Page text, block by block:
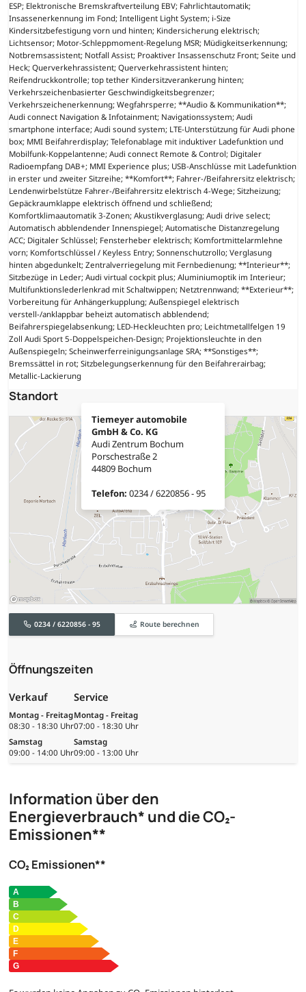
ESP; Elektronische Bremskraftverteilung EBV; Fahrlichtautomatik;
Insassenerkennung im Fond; Intelligent Light System; i-Size
Kindersitzbefestigung vorn und hinten; Kindersicherung elektrisch;
Lichtsensor; Motor-Schleppmoment-Regelung MSR; Müdigkeitserkennung;
Notbremsassistent; Notfall Assist; Proaktiver Insassenschutz Front; Seite und
Heck; Querverkehrassistent; Querverkehrassistent hinten;
Reifendruckkontrolle; top tether Kindersitzverankerung hinten;
Verkehrszeichenbasierter Geschwindigkeitsbegrenzer;
Verkehrszeichenerkennung; Wegfahrsperre; **Audio & Kommunikation**;
Audi connect Navigation & Infotainment; Navigationssystem; Audi
smartphone interface; Audi sound system; LTE-Unterstützung für Audi phone
box; MMI Beifahrerdisplay; Telefonablage mit induktiver Ladefunktion und
Mobilfunk-Koppelantenne; Audi connect Remote & Control; Digitaler
Radioempfang DAB+; MMI Experience plus; USB-Anschlüsse mit Ladefunktion
in erster und zweiter Sitzreihe; **Komfort**; Fahrer-/Beifahrersitz elektrisch;
Lendenwirbelstütze Fahrer-/Beifahrersitz elektrisch 4-Wege; Sitzheizung;
Gepäckraumklappe elektrisch öffnend und schließend;
Komfortklimaautomatik 3-Zonen; Akustikverglasung; Audi drive select;
Automatisch abblendender Innenspiegel; Automatische Distanzregelung
ACC; Digitaler Schlüssel; Fensterheber elektrisch; Komfortmittelarmlehne
vorn; Komfortschlüssel / Keyless Entry; Sonnenschutzrollo; Verglasung
hinten abgedunkelt; Zentralverriegelung mit Fernbedienung; **Interieur**;
Sitzbezüge in Leder; Audi virtual cockpit plus; Aluminiumoptik im Interieur;
Multifunktionslederlenkrad mit Schaltwippen; Netztrennwand; **Exterieur**;
Vorbereitung für Anhängerkupplung; Außenspiegel elektrisch
verstell-/anklappbar beheizt automatisch abblendend;
Beifahrerspiegelabsenkung; LED-Heckleuchten pro; Leichtmetallfelgen 19
Zoll Audi Sport 5-Doppelspeichen-Design; Projektionsleuchte in den
Außenspiegeln; Scheinwerferreinigungsanlage SRA; **Sonstiges**;
Bremssättel in rot; Sitzbelegungserkennung für den Beifahrerairbag;
Metallic-Lackierung
Standort
Tiemeyer automobile
GmbH & Co. KG
Audi Zentrum Bochum
Porschestraße 2
44809 Bochum
Telefon: 0234 / 6220856 - 95
0234 / 6220856 - 95 Route berechnen
Öffnungszeiten
Verkauf
Montag - Freitag
08:30 - 18:30 Uhr
Samstag
09:00 - 14:00 Uhr
Service
Montag - Freitag
07:00 - 18:30 Uhr
Samstag
09:00 - 13:00 Uhr
Information über den
Energieverbrauch* und die CO₂-
Emissionen**
CO₂ Emissionen**